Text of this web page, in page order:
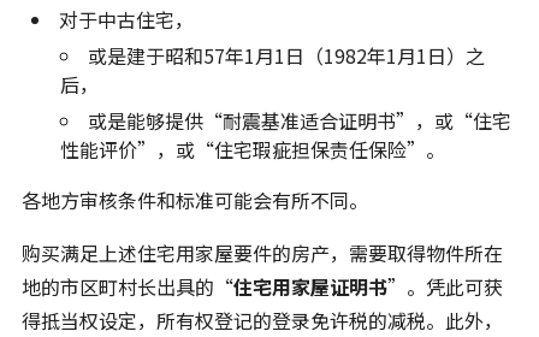
对于中古住宅，
或是建于昭和57年1月1日（1982年1月1日）之
后，
或是能够提供“耐震基准适合证明书”，或“住宅
性能评价”，或“住宅瑕疵担保责任保险”。
各地方审核条件和标准可能会有所不同。
购买满足上述住宅用家屋要件的房产，需要取得物件所在
地的市区町村长出具的“住宅用家屋证明书”。凭此可获
得抵当权设定，所有权登记的登录免许税的减税。此外，